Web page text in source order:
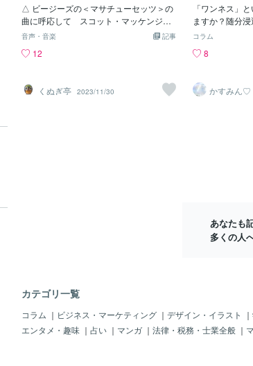
△ ビージーズの＜マサチューセッツ＞の
曲に呼応して スコット・マッケンジー
が＜花のサンフランシスコ＞を歌ったり
登場したりで面白かったのでしたけれど
ヒッピー そしてサイケディリックなど
の言葉も出てきた頃・・ ドアーズのジ
記事
音声・音楽
12
くぬぎ亭 2023/11/30
「ワンネス」
ますか？随分
が、ひと言で
があったと話し
よ」今まで邪
顔で話しかけ
言われた、と
もいいな、と
ていても、か
ジは変わらな
分の世界で生
の基準や価値観
コラム
8
かすみん♡
あなたも
多くの人
カテゴリ一覧
コラム ｜ ビジネス・マーケティング ｜ デザイン・イラスト ｜
エンタメ・趣味 ｜ 占い ｜ マンガ ｜ 法律・税務・士業全般 ｜